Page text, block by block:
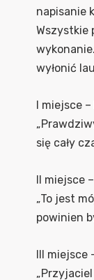
napisanie
Wszystkie
wyłonić
I miejsce
się cały
II miejsce
„To jest
powinien
III miejsce